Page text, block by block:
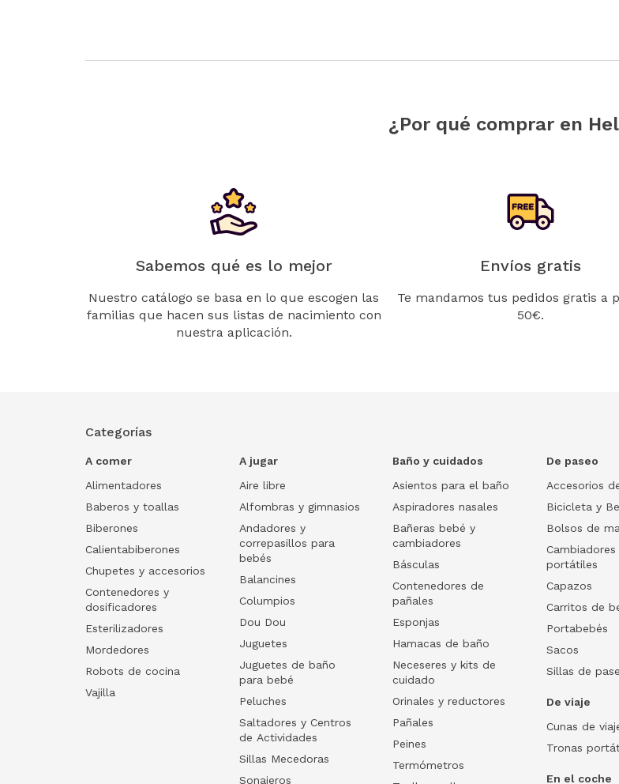
¿Por qué comprar en
Sabemos qué es lo mejor
Nuestro catálogo se basa en lo que escogen las
familias que hacen sus listas de nacimiento con
nuestra aplicación.
Envíos gratis
Te mandamos tus pedidos gratis a
50€.
Categorías
A comer
Alimentadores
Baberos y toallas
Biberones
Calientabiberones
Chupetes y accesorios
Contenedores y
dosificadores
Esterilizadores
Mordedores
Robots de cocina
Vajilla
A jugar
Aire libre
Alfombras y gimnasios
Andadores y
correpasillos para
bebés
Balancines
Columpios
Dou Dou
Juguetes
Juguetes de baño
para bebé
Peluches
Saltadores y Centros
de Actividades
Sillas Mecedoras
Sonajeros
Baño y cuidados
Asientos para el baño
Aspiradores nasales
Bañeras bebé y
cambiadores
Básculas
Contenedores de
pañales
Esponjas
Hamacas de baño
Neceseres y kits de
cuidado
Orinales y reductores
Pañales
Peines
Termómetros
De paseo
Accesorios
Bicicleta y
Bolsos de
Cambiadores
portátiles
Capazos
Carritos de
Portabebés
Sacos
Sillas de
De viaje
Cunas de
Tronas
En el coche